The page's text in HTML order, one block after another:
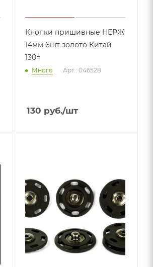
Кнопки пришивные НЕРЖ
14мм 6шт золото Китай
130=
Много Арт.: 046528
130 руб./шт